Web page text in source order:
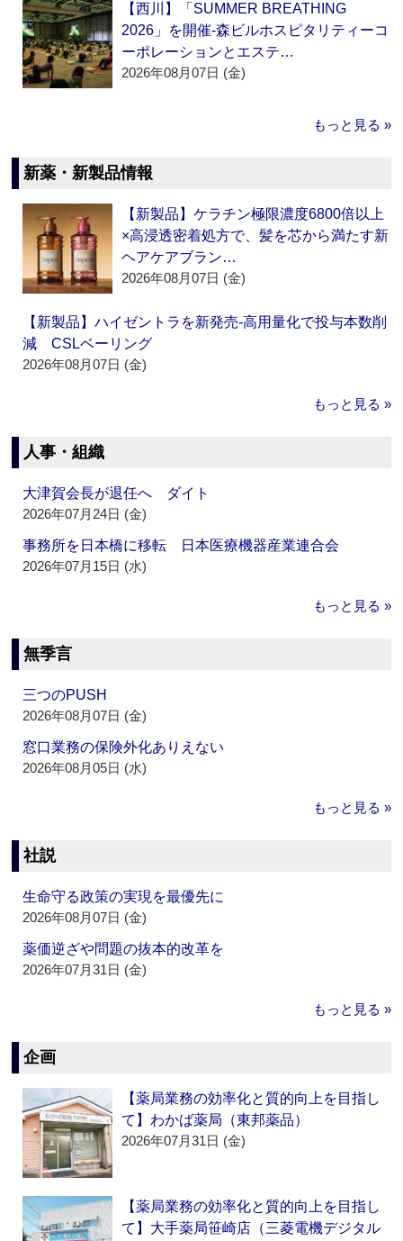
【西川】「SUMMER BREATHING
2026」を開催‐森ビルホスピタリティーコ
ーポレーションとエステ…
2026年08月07日 (金)
もっと見る »
新薬・新製品情報
【新製品】ケラチン極限濃度6800倍以上
×高浸透密着処方で、髪を芯から満たす新
ヘアケアブラン…
2026年08月07日 (金)
【新製品】ハイゼントラを新発売‐高用量化で投与本数削
減 CSLベーリング
2026年08月07日 (金)
もっと見る »
人事・組織
大津賀会長が退任へ ダイト
2026年07月24日 (金)
事務所を日本橋に移転 日本医療機器産業連合会
2026年07月15日 (水)
もっと見る »
無季言
三つのPUSH
2026年08月07日 (金)
窓口業務の保険外化ありえない
2026年08月05日 (水)
もっと見る »
社説
生命守る政策の実現を最優先に
2026年08月07日 (金)
薬価逆ざや問題の抜本的改革を
2026年07月31日 (金)
もっと見る »
企画
【薬局業務の効率化と質的向上を目指し
て】わかば薬局（東邦薬品）
2026年07月31日 (金)
【薬局業務の効率化と質的向上を目指し
て】大手薬局笹崎店（三菱電機デジタル